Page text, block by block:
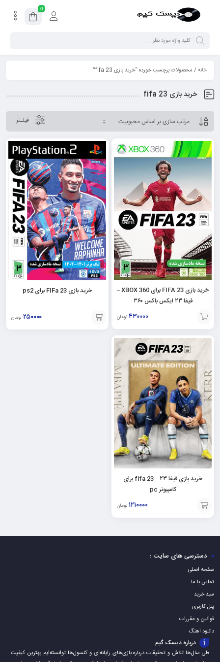
0
خانه/ محصولات برچسب خورده “خرید بازی fifa 23”
خرید بازی fifa 23
فیلـتر
خرید بازی FIFA 23 برای XBOX 360 –
فیفا ۲۳ ایکس باکس ۳۶۰
۴۳۰۰۰۰ تومان
افزودن
به
خرید بازی FIFa 23 برای ps2
۲۵۰۰۰۰ تومان
افزودن
خرید بازی فیفا ۲۳ – fifa 23 برای
کامپیوتر pc
۱۲۱۰۰۰۰ تومان
افزودن
به
دسترسی های سایت :
صفحه اصلی
تماس با ما
سبد خرید
پنل کاربری
قوانین و مقررات
دانلود اهنگ
درباره دیسک گیم
طی سال‌ها تلاش و تحقیقات درباره بازی‌های رایانه‌ای و کنسول‌ها توانسته‌ایم بهترین کیفیت